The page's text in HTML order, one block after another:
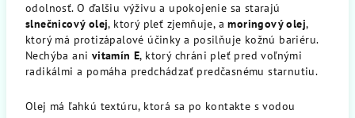
odolnosť. O ďalšiu výživu a upokojenie sa starajú
slnečnicový olej, ktorý pleť zjemňuje, amoringový olej,
ktorý má protizápalové účinky a posilňuje kožnú bariéru.
Nechýba ani vitamín E, ktorý chráni pleť pred voľnými
radikálmi a pomáha predchádzať predčasnému starnutiu.
Olej má ľahkú textúru, ktorá sa po kontakte s vodou